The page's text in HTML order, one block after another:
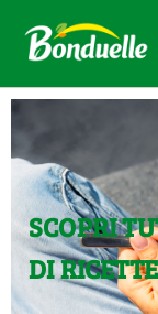
SCOPRI
DI RICETTE